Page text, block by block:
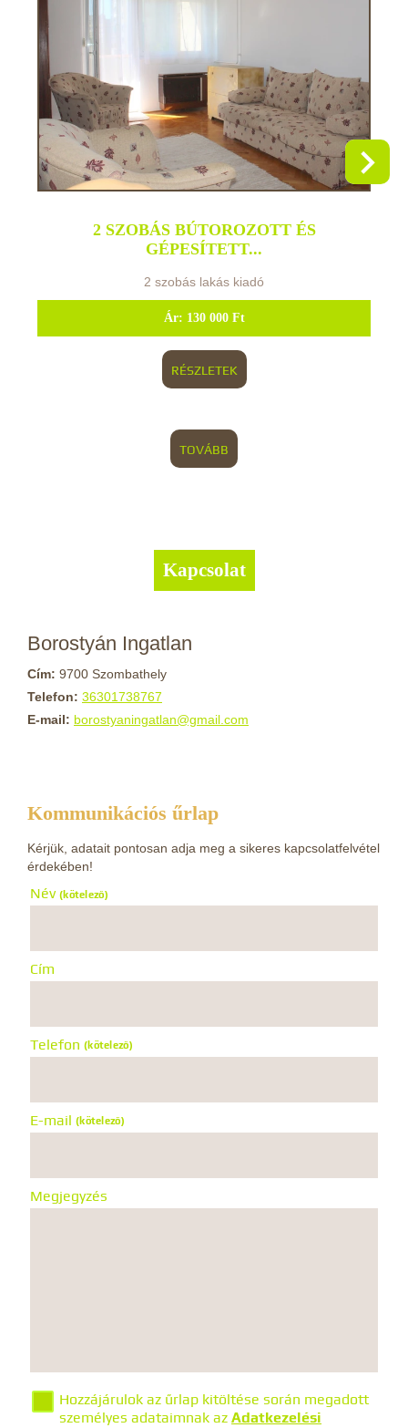
2 SZOBÁS BÚTOROZOTT ÉS
GÉPESÍTETT...
2 szobás lakás kiadó
Ár: 130 000 Ft
RÉSZLETEK
TOVÁBB
Kapcsolat
Borostyán Ingatlan
Cím: 9700 Szombathely
Telefon: 36301738767
E-mail: borostyaningatlan@gmail.com
Kommunikációs űrlap
Kérjük, adatait pontosan adja meg a sikeres kapcsolatfelvétel
érdekében!
Név (kötelező)
Cím
Telefon (kötelező)
E-mail (kötelező)
Megjegyzés
Hozzájárulok az űrlap kitöltése során megadott
személyes adataimnak az Adatkezelési